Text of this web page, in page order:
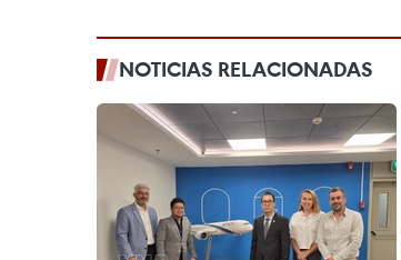
NOTICIAS RELACIONADAS